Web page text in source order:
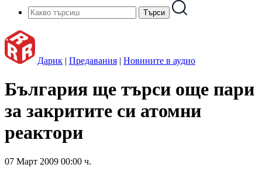
Дарик | Предавания | Новините в аудио
България ще търси още пари
за закритите си атомни
реактори
07 Март 2009 00:00 ч.